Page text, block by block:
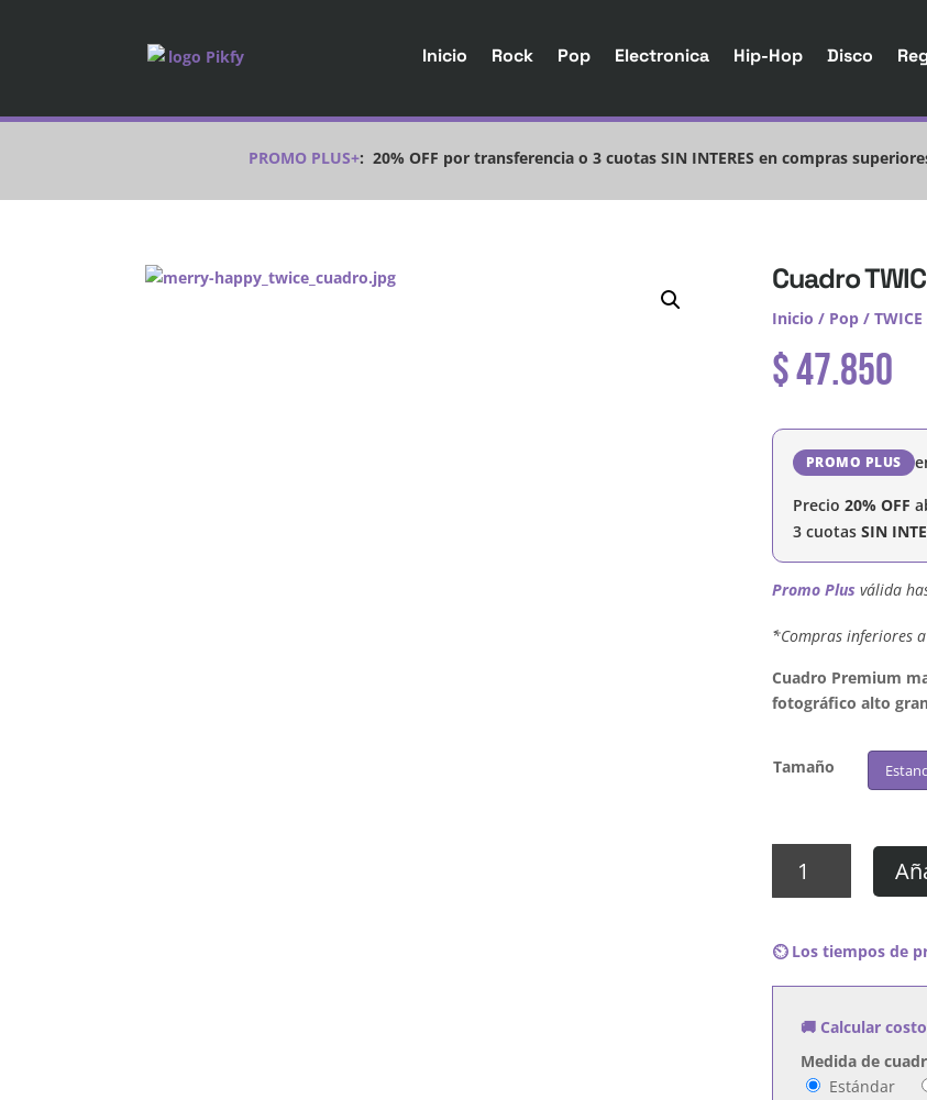
Inicio Rock Pop Electronica Hip-Hop Disco
PROMO PLUS+: 20% OFF por transferencia o 3 cuotas SIN INTERES en compras
Cuadro
Inicio / Pop/ TWICE
$47.850
PROMO PLUS
Precio 20% OFF
3 cuotas SIN
Promo Plus válida
´*Compras inferiores
Cuadro Premium
fotográfico alto
Tamaño
TWICE
&
Happy
⏲️ Los tiempos de
🚚 Calcular
Medida de
Estándar